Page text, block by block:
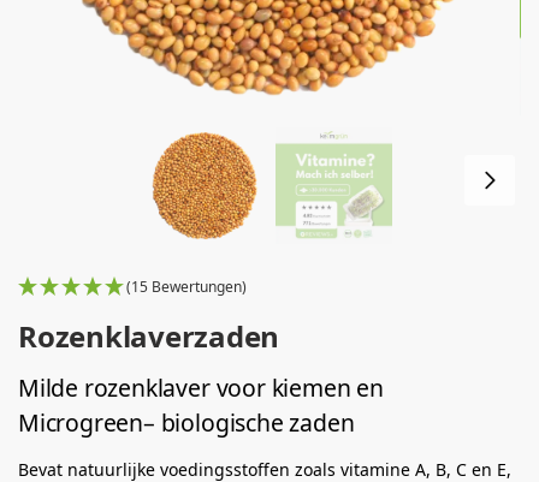
(15 Bewertungen)
Rozenklaverzaden
Milde rozenklaver voor kiemen en
Microgreen– biologische zaden
Bevat natuurlijke voedingsstoffen zoals vitamine A, B, C en E,